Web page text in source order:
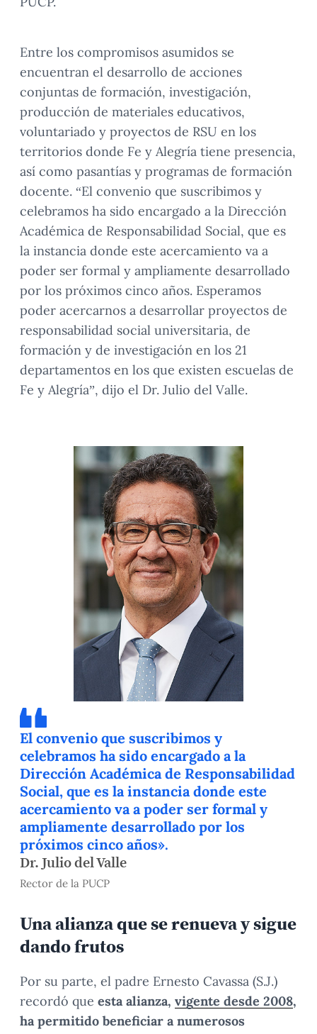
Entre los compromisos asumidos se
encuentran el desarrollo de acciones
conjuntas de formación, investigación,
producción de materiales educativos,
voluntariado y proyectos de RSU en los
territorios donde Fe y Alegría tiene presencia,
así como pasantías y programas de formación
docente. “El convenio que suscribimos y
celebramos ha sido encargado a la Dirección
Académica de Responsabilidad Social, que es
la instancia donde este acercamiento va a
poder ser formal y ampliamente desarrollado
por los próximos cinco años. Esperamos
poder acercarnos a desarrollar proyectos de
responsabilidad social universitaria, de
formación y de investigación en los 21
departamentos en los que existen escuelas de
Fe y Alegría”, dijo el Dr. Julio del Valle.
El convenio que suscribimos y
celebramos ha sido encargado a la
Dirección Académica de Responsabilidad
Social, que es la instancia donde este
acercamiento va a poder ser formal y
ampliamente desarrollado por los
próximos cinco años».
Dr. Julio del Valle
Rector de la PUCP
Una alianza que se renueva y sigue
dando frutos
Por su parte, el padre Ernesto Cavassa (S.J.)
recordó que esta alianza, vigente desde 2008,
ha permitido beneficiar a numerosos